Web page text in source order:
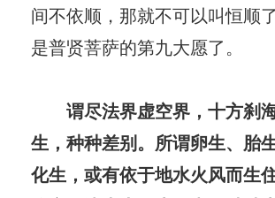
间不依顺，那就不可以叫恒顺
是普贤菩萨的第九大愿了。
谓尽法界虚空界，十方刹
生，种种差别。所谓卵生、胎生
化生，或有依于地水火风而生